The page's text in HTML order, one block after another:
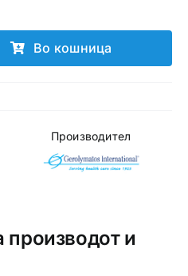
Во кошница
Производител
производот и